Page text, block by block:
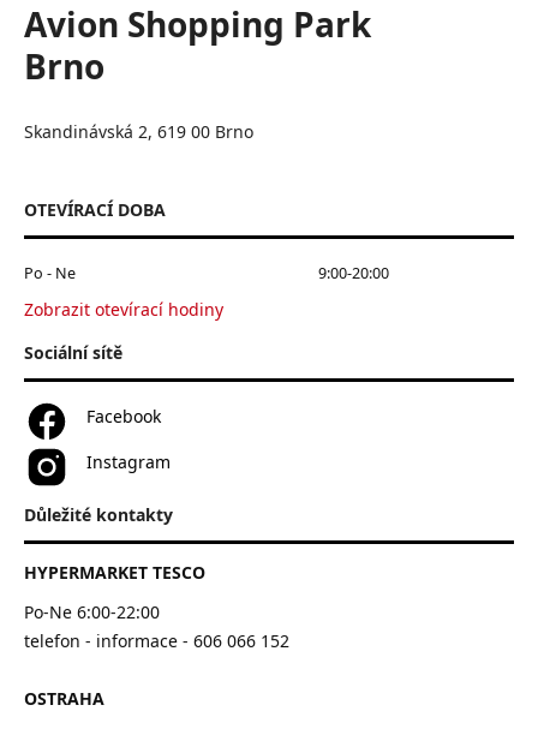
Avion Shopping Park
Brno
Skandinávská 2, 619 00 Brno
OTEVÍRACÍ DOBA
Po - Ne 9:00-20:00
Zobrazit otevírací hodiny
Sociální sítě
Facebook
Instagram
Důležité kontakty
HYPERMARKET TESCO
Po-Ne 6:00-22:00
telefon - informace - 606 066 152
OSTRAHA